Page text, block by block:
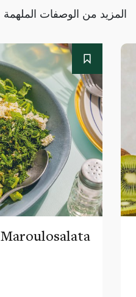
المزيد من الوصفات الملهمة
Maroulosalata